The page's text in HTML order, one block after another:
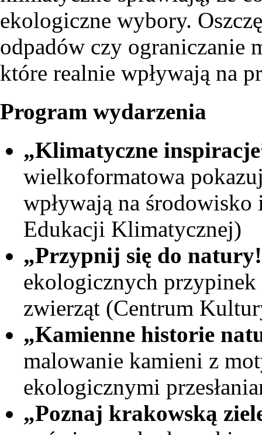
ekologiczne wybory.
odpadów czy ograniczanie
które realnie wpływają na
Program wydarzenia
„Klimatyczne
wielkoformatowa
wpływają na
Edukacji Klimatycznej)
„Przypnij się do
ekologicznych
zwierząt (Centrum
„Kamienne historie
malowanie kamieni z
ekologicznymi
„Poznaj krakowską